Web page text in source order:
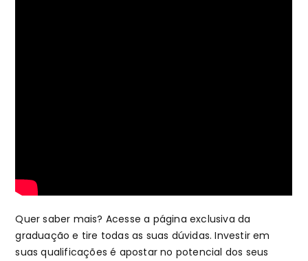
Quer saber mais? Acesse a página exclusiva da
graduação e tire todas as suas dúvidas. Investir em
suas qualificações é apostar no potencial dos seus